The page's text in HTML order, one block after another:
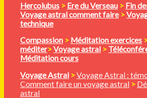
Hercolubus > Ere du Verseau > Fin
Voyage astral comment faire >
technique
Compassion > Méditationexercices
méditer>Voyage astral >
Méditation cours
Voyage Astral >Voyage Astral :
Comment faire un voyage astral >
astral